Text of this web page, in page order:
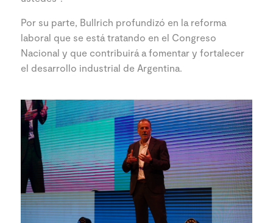
Por su parte, Bullrich profundizó en la reforma
laboral que se está tratando en el Congreso
Nacional y que contribuirá a fomentar y fortalecer
el desarrollo industrial de Argentina.